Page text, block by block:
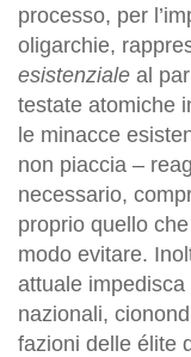
processo, per
oligarchie,
esistenziale al
testate atomiche
le minacce
non piaccia –
necessario,
proprio quello
modo evitare.
attuale
nazionali,
fazioni delle élite